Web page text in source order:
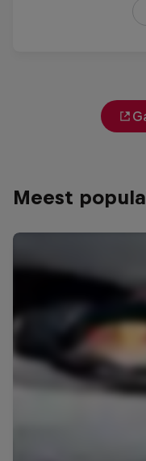
Meest